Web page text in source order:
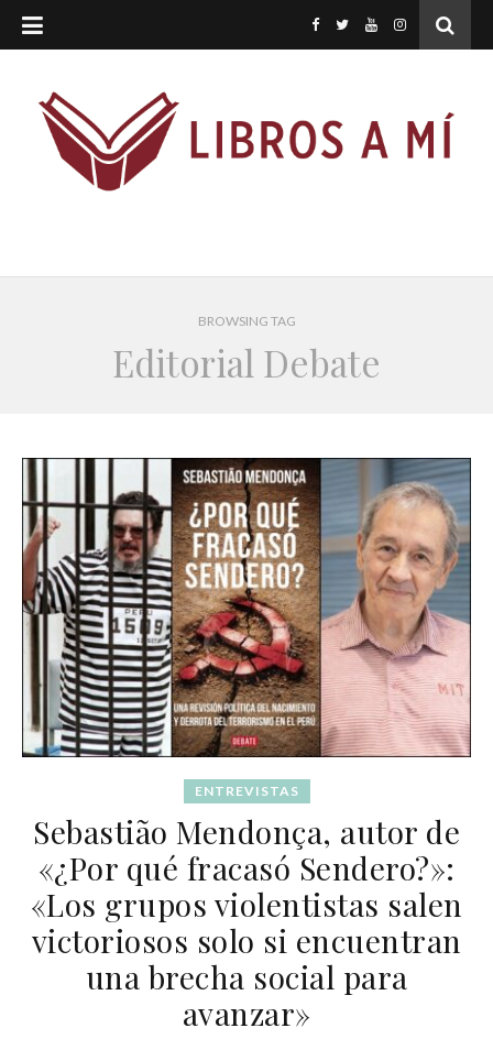
BROWSING TAG
Editorial Debate
ENTREVISTAS
Sebastião Mendonça, autor de
«¿Por qué fracasó Sendero?»:
«Los grupos violentistas salen
victoriosos solo si encuentran
una brecha social para
avanzar»